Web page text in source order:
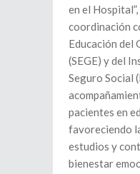
en el
coordinación
Educación del
(SEGE) y del
Seguro Social
pacientes en
favoreciendo
estudios y
bienestar